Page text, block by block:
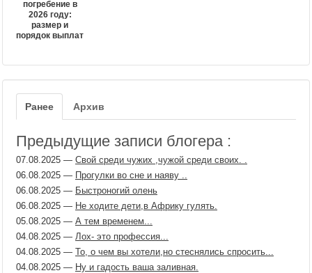
погребение в
2026 году:
размер и
порядок выплат
Ранее Архив
Предыдущие записи блогера :
07.08.2025 — Свой среди чужих ,чужой среди своих. .
06.08.2025 — Прогулки во сне и наяву ..
06.08.2025 — Быстроногий олень
06.08.2025 — Не ходите дети,в Африку гулять.
05.08.2025 — А тем временем...
04.08.2025 — Лох- это профессия...
04.08.2025 — То, о чем вы хотели,но стеснялись спросить...
04.08.2025 — Ну и гадость ваша заливная.